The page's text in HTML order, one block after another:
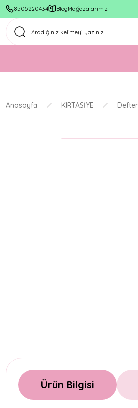
8505220434 BlogMağazalarımız
Anasayfa KIRTASİYE
Ürün Bilgisi